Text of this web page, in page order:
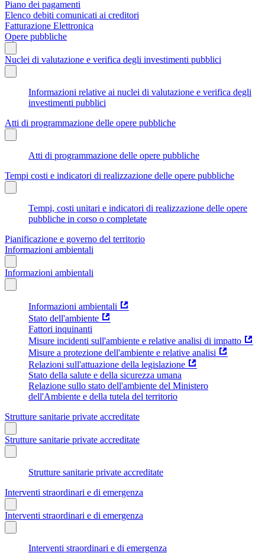
Piano dei pagamenti
Elenco debiti comunicati ai creditori
Fatturazione Elettronica
Opere pubbliche
Nuclei di valutazione e verifica degli investimenti pubblici
Informazioni relative ai nuclei di valutazione e verifica degli
investimenti pubblici
Atti di programmazione delle opere pubbliche
Atti di programmazione delle opere pubbliche
Tempi costi e indicatori di realizzazione delle opere pubbliche
Tempi, costi unitari e indicatori di realizzazione delle opere
pubbliche in corso o completate
Pianificazione e governo del territorio
Informazioni ambientali
Informazioni ambientali
Informazioni ambientali
Stato dell'ambiente
Fattori inquinanti
Misure incidenti sull'ambiente e relative analisi di impatto
Misure a protezione dell'ambiente e relative analisi
Relazioni sull'attuazione della legislazione
Stato della salute e della sicurezza umana
Relazione sullo stato dell'ambiente del Ministero
dell'Ambiente e della tutela del territorio
Strutture sanitarie private accreditate
Strutture sanitarie private accreditate
Strutture sanitarie private accreditate
Interventi straordinari e di emergenza
Interventi straordinari e di emergenza
Interventi straordinari e di emergenza